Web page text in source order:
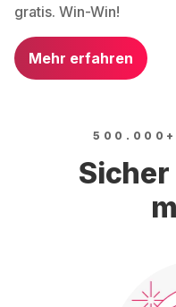
gratis. Win-Win!
Mehr erfahren
500.000+
Sicher